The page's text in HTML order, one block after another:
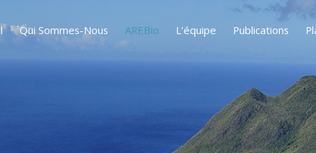
Qui Sommes-Nous AREBio L’équipe Publications